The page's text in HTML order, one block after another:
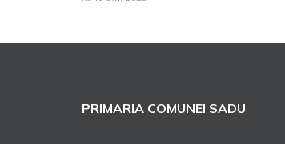
PRIMARIA COMUNEI SADU